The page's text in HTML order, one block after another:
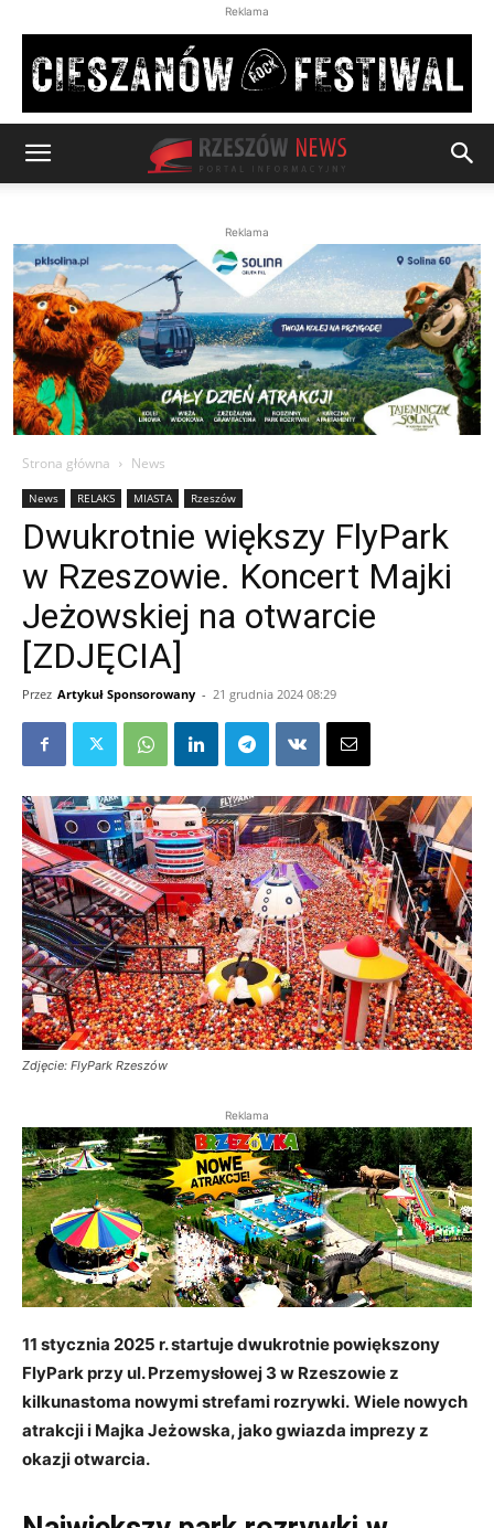
Reklama
Reklama
Strona główna News
News RELAKS MIASTA Rzeszów
Dwukrotnie większy FlyPark
w Rzeszowie. Koncert Majki
Jeżowskiej na otwarcie
[ZDJĘCIA]
Przez Artykuł Sponsorowany - 21 grudnia 2024 08:29
Zdjęcie: FlyPark Rzeszów
Reklama
11 stycznia 2025 r. startuje dwukrotnie powiększony
FlyPark przy ul. Przemysłowej 3 w Rzeszowie z
kilkunastoma nowymi strefami rozrywki. Wiele nowych
atrakcji i Majka Jeżowska, jako gwiazda imprezy z
okazji otwarcia.